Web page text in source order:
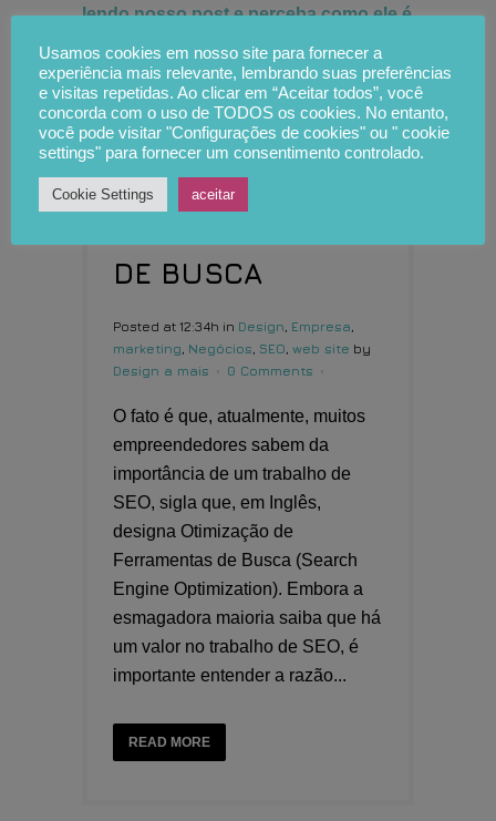
10 ago O QUE É
SEO – OTIMIZAÇÃO
DE BUSCA
Posted at 12:34h in Design, Empresa,
marketing, Negócios, SEO, web site by
Design a mais
0 Comments
O fato é que, atualmente, muitos
empreendedores sabem da
importância de um trabalho de
SEO, sigla que, em Inglês,
designa Otimização de
Ferramentas de Busca (Search
Engine Optimization). Embora a
esmagadora maioria saiba que há
um valor no trabalho de SEO, é
importante entender a razão...
READ MORE
Usamos cookies em nosso site para fornecer a
experiência mais relevante, lembrando suas preferências
e visitas repetidas. Ao clicar em “Aceitar todos”, você
concorda com o uso de TODOS os cookies. No entanto,
você pode visitar "Configurações de cookies" ou " cookie
settings" para fornecer um consentimento controlado.
Cookie Settings aceitar